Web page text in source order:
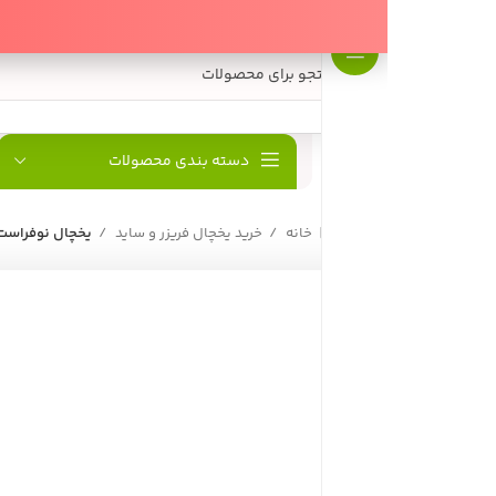
دسته بندی محصولات
خرید یخچال فریزر و ساید یخچال نوفراست پارس مدل